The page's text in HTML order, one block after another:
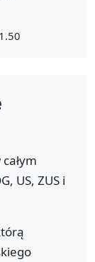
US, ZUS i